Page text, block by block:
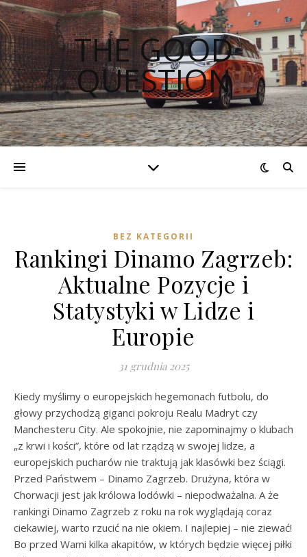
THE GOOD
QUESTION
BEZ KATEGORII
Rankingi Dinamo Zagrzeb:
Aktualne Pozycje i
Statystyki w Lidze i
Europie
31 grudnia 2025
Kiedy myślimy o europejskich hegemonach futbolu, do
głowy przychodzą giganci pokroju Realu Madryt czy
Manchesteru City. Ale spokojnie, nie zapominajmy o klubach
„z krwi i kości”, które od lat rządzą w swojej lidze, a
europejskich pucharów nie traktują jak klasówki bez ściągi.
Przed Państwem – Dinamo Zagrzeb. Drużyna, która w
Chorwacji jest jak królowa lodówki – niepodważalna. A że
rankingi Dinamo Zagrzeb z roku na rok wyglądają coraz
ciekawiej, warto rzucić na nie okiem. I najlepiej – nie ziewać!
Bo przed Wami kilka akapitów, w których będzie więcej piłki